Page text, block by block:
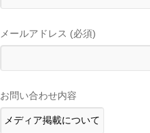
メールアドレス (必須)
お問い合わせ内容